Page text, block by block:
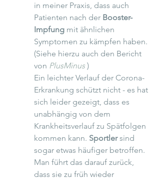
in meiner Praxis, dass auch
Patienten nach der Booster-
Impfung mit ähnlichen
Symptomen zu kämpfen haben.
(Siehe hierzu auch den Bericht
von PlusMinus )
Ein leichter Verlauf der Corona-
Erkrankung schützt nicht - es hat
sich leider gezeigt, dass es
unabhängig von dem
Krankheitsverlauf zu Spätfolgen
kommen kann. Sportler sind
sogar etwas häufiger betroffen.
Man führt das darauf zurück,
dass sie zu früh wieder